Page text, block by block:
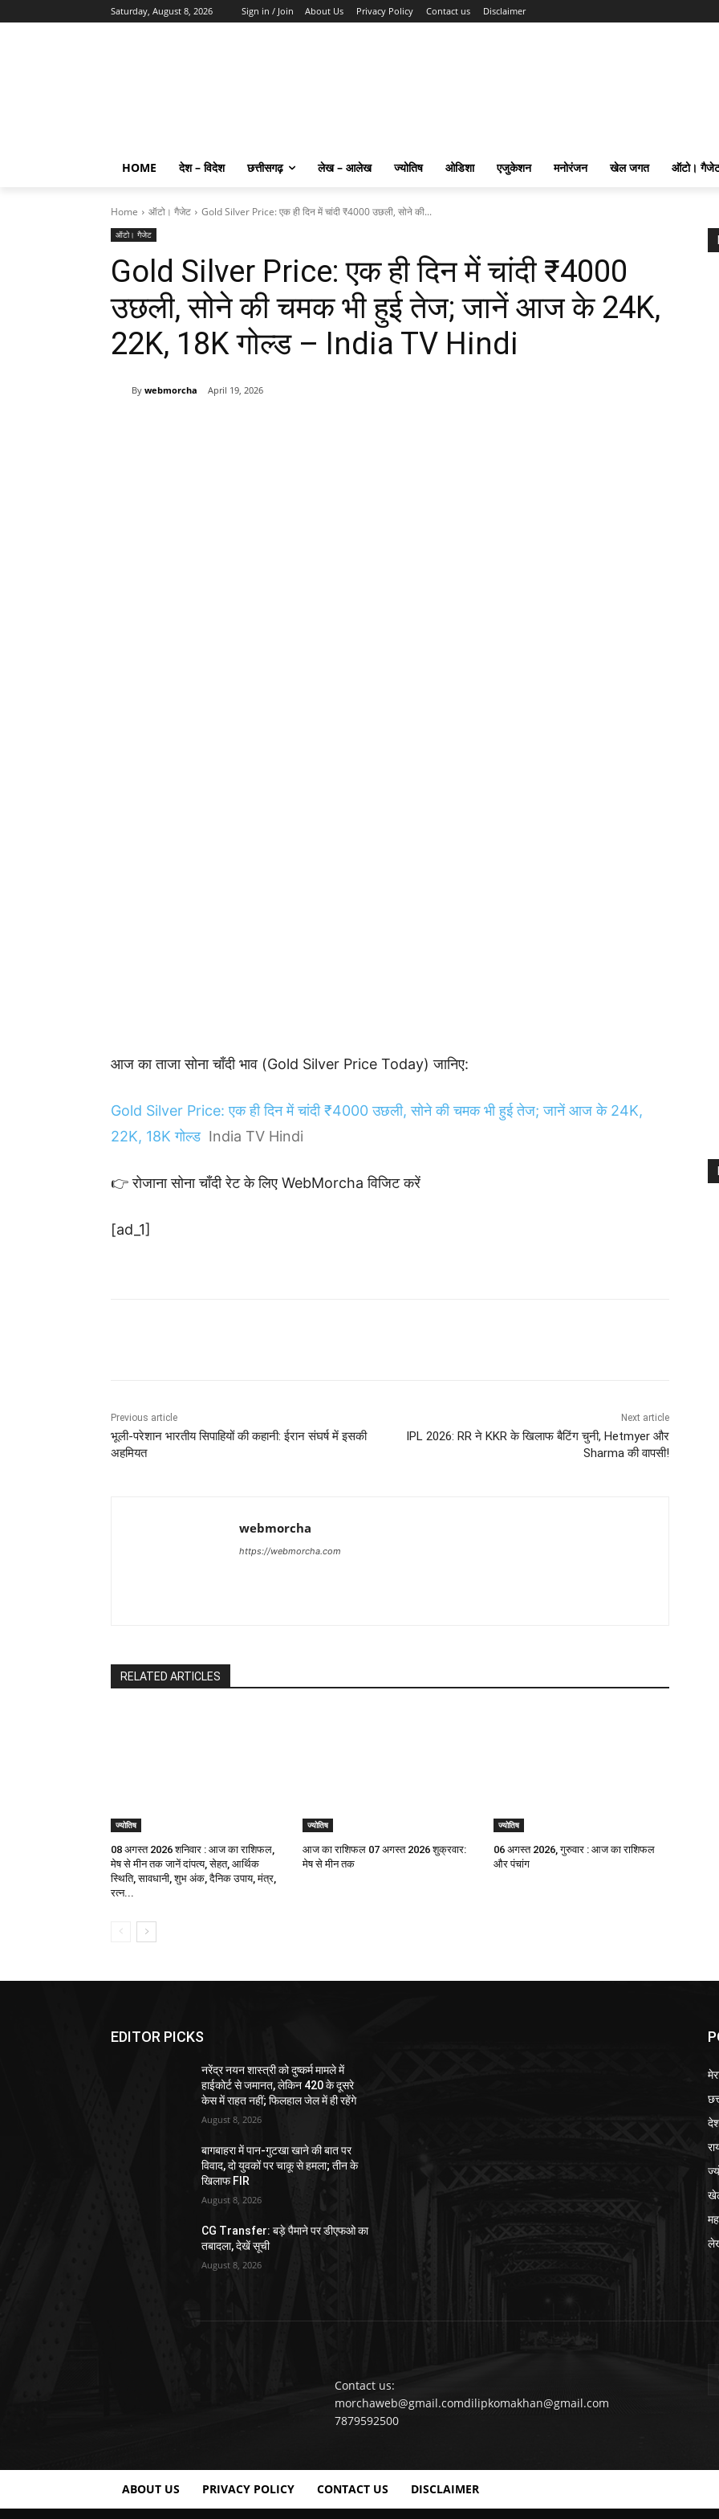
Saturday, August 8, 2026 Sign in / Join About Us Privacy Policy Contact us Disclaimer
HOME देश – विदेश छत्तीसगढ़ लेख – आलेख ज्योतिष ओडिशा एजुकेशन मनोरंजन खेल जगत ऑटो।
Home ऑटो। गैजेट Gold Silver Price: एक ही दिन में चांदी ₹4000 उछली, सोने की...
ऑटो। गैजेट
Gold Silver Price: एक ही दिन में चांदी ₹4000
उछली, सोने की चमक भी हुई तेज; जानें आज के 24K,
22K, 18K गोल्ड – India TV Hindi
By webmorcha April 19, 2026
आज का ताजा सोना चाँदी भाव (Gold Silver Price Today) जानिए:
Gold Silver Price: एक ही दिन में चांदी ₹4000 उछली, सोने की चमक भी हुई तेज; जानें आज के 24K,
22K, 18K गोल्ड India TV Hindi
👉 रोजाना सोना चाँदी रेट के लिए WebMorcha विजिट करें
[ad_1]
Previous article
भूली-परेशान भारतीय सिपाहियों की कहानी: ईरान संघर्ष में इसकी
अहमियत
Next article
IPL 2026: RR ने KKR के खिलाफ बैटिंग चुनी, Hetmyer और
Sharma की वापसी!
webmorcha
https://webmorcha.com
RELATED ARTICLES
ज्योतिष
08 अगस्त 2026 शनिवार : आज का राशिफल,
मेष से मीन तक जानें दांपत्य, सेहत, आर्थिक
स्थिति, सावधानी, शुभ अंक, दैनिक उपाय, मंत्र,
रत्न...
ज्योतिष
आज का राशिफल 07 अगस्त 2026 शुक्रवार:
मेष से मीन तक
ज्योतिष
06 अगस्त 2026, गुरुवार : आज का राशिफल
और पंचांग
EDITOR PICKS
नरेंद्र नयन शास्त्री को दुष्कर्म मामले में
हाईकोर्ट से जमानत, लेकिन 420 के दूसरे
केस में राहत नहीं; फिलहाल जेल में ही रहेंगे
August 8, 2026
बागबाहरा में पान-गुटखा खाने की बात पर
विवाद, दो युवकों पर चाकू से हमला; तीन के
खिलाफ FIR
August 8, 2026
CG Transfer: बड़े पैमाने पर डीएफओ का
तबादला, देखें सूची
August 8, 2026
Contact us:
morchaweb@gmail.comdilipkomakhan@gmail.com
7879592500
ABOUT US PRIVACY POLICY CONTACT US DISCLAIMER